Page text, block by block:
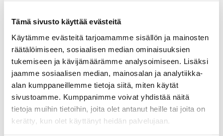
Tämä sivusto käyttää evästeitä
Käytämme evästeitä tarjoamamme sisällön ja mainosten
räätälöimiseen, sosiaalisen median ominaisuuksien
tukemiseen ja kävijämäärämme analysoimiseen. Lisäksi
jaamme sosiaalisen median, mainosalan ja analytiikka-
alan kumppaneillemme tietoja siitä, miten käytät
sivustoamme. Kumppanimme voivat yhdistää näitä
tietoja muihin tietoihin, joita olet antanut heille tai joita on
kerätty, kun olet käyttänyt heidän palvelujaan.
olla pituudeltaan n. 2–4 minuuttia.
Ilmoittau­tuminen
Ilmoittaudu mukaan koelauluihin sunnuntaihin
31.8.2025 mennessä.
ILMOITTAUDU MUKAAN